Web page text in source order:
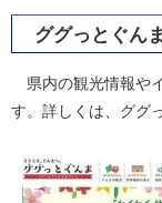
ググっとぐん
県内の観光情報や
す。詳しくは、ググ